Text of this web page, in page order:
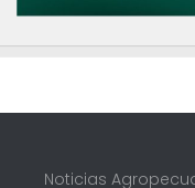
Noticias